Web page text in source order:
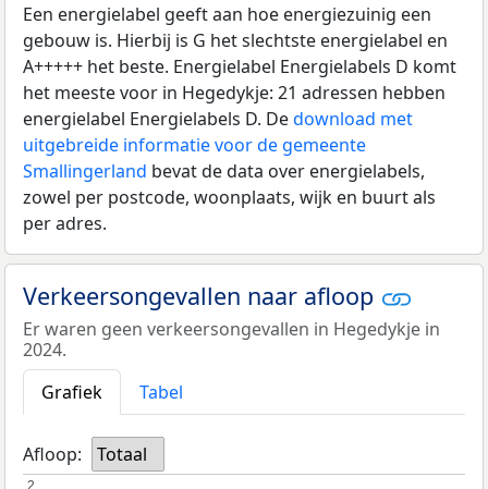
Een energielabel geeft aan hoe energiezuinig een
gebouw is. Hierbij is G het slechtste energielabel en
A+++++ het beste. Energielabel Energielabels D komt
het meeste voor in Hegedykje: 21 adressen hebben
energielabel Energielabels D. Dedownload met
uitgebreide informatie voor de gemeente
Smallingerland bevat de data over energielabels,
zowel per postcode, woonplaats, wijk en buurt als
per adres.
Verkeersongevallen naar afloop
Er waren geen verkeersongevallen in Hegedykje in
2024.
Grafiek
Tabel
Afloop: Totaal
2
2